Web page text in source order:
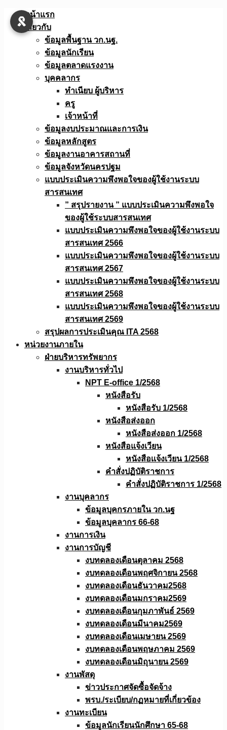
Skip
หน้าแรก
เกี่ยวกับ
ข้อมูลพื้นฐาน วก.นฐ.
ข้อมูลนักเรียน
ข้อมูลตลาดแรงงาน
บุคคลากร
ทำเนียบ ผู้บริหาร
ครู
เจ้าหน้าที่
ข้อมูลงบประมาณเเละการเงิน
ข้อมูลหลักสูตร
ข้อมูลงานอาคารสถานที่
ข้อมูลจังหวัดนครปฐม
แบบประเมินความพึงพอใจของผู้ใช้งานระบบ
สารสนเทศ
” สรุปรายงาน ” แบบประเมินความพึงพอใจ
ของผู้ใช้ระบบสารสนเทศ
แบบประเมินความพึงพอใจของผู้ใช้งานระบบ
สารสนเทศ 2566
แบบประเมินความพึงพอใจของผู้ใช้งานระบบ
สารสนเทศ 2567
แบบประเมินความพึงพอใจของผู้ใช้งานระบบ
สารสนเทศ 2568
แบบประเมินความพึงพอใจของผู้ใช้งานระบบ
สารสนเทศ 2569
สรุปผลการประเมินคุณ ITA 2568
หน่วยงานภายใน
ฝ่ายบริหารทรัพยากร
งานบริหารทั่วไป
NPT E-office 1/2568
หนังสือรับ
หนังสือรับ 1/2568
หนังสือส่งออก
หนังสือส่งออก 1/2568
หนังสือแจ้งเวียน
หนังสือเเจ้งเวียน 1/2568
คำสั่งปฏิบัติราชการ
คำสั่งปฏิบัติราชการ 1/2568
งานบุคลากร
ข้อมูลบุคกรภายใน วก.นฐ
ข้อมูลบุคลากร 66-68
งานการเงิน
งานการบัญชี
งบทดลองเดือนตุลาคม 2568
งบทดลองเดือนพฤศจิกายน 2568
งบทดลองเดือนธันวาคม2568
งบทดลองเดือนมกราคม2569
งบทดลองเดือนกุมภาพันธ์ 2569
งบทดลองเดือนมีนาคม2569
งบทดลองเดือนเมษายน 2569
งบทดลองเดือนพฤษภาคม 2569
งบทดลองเดือนมิถุนายน 2569
งานพัสดุ
ข่าวประกาศจัดซื้อจัดจ้าง
พรบ./ระเบียบ/กฏหมายที่เกี่ยวข้อง
งานทะเบียน
ข้อมูลนักเรียนนักศึกษา 65-68